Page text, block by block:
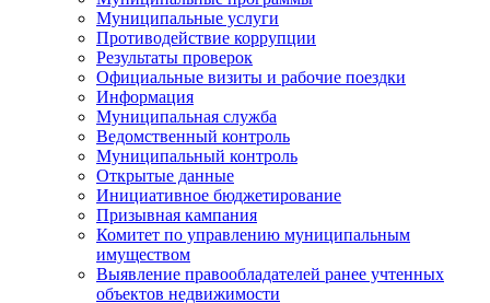
Муниципальные услуги
Противодействие коррупции
Результаты проверок
Официальные визиты и рабочие поездки
Информация
Муниципальная служба
Ведомственный контроль
Муниципальный контроль
Открытые данные
Инициативное бюджетирование
Призывная кампания
Комитет по управлению муниципальным
имуществом
Выявление правообладателей ранее учтенных
объектов недвижимости